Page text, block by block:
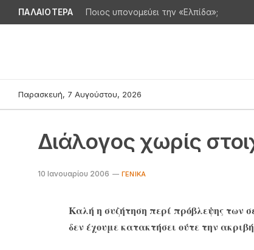
ΠΑΛΑΙΟΤΕΡΑ Ποιος υπονομεύει την «Ελπίδα»;
Παρασκευή, 7 Αυγούστου, 2026
Διάλογος χωρίς
10 Ιανουαρίου 2006 ΓΕΝΙΚΆ
Καλή η συζήτηση περί πρόβλεψης των
δεν έχουμε κατακτήσει ούτε την